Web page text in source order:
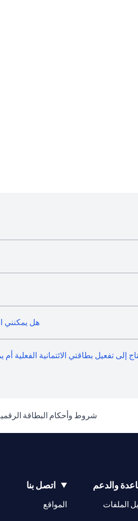
هل يمكنني
إلى تفعيل بطاقتي الائتمانية الفعلية
شروط وأحكام البطاقة
والدعم
الملفات
اتصل بنا
المواقع
(opens in a new tab)